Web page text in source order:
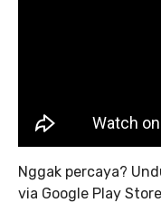
Nggak percaya?
via Google Play